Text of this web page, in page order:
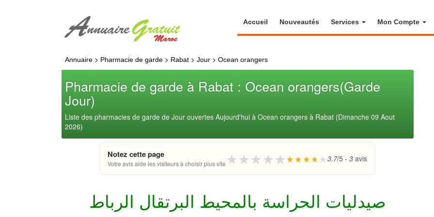
Accueil Nouveautés Services Mon Compte
Annuaire > Pharmacie de garde > Rabat > Jour > Ocean orangers
Pharmacie de garde à Rabat : Ocean orangers(Garde
Jour)
Liste des pharmacies de garde de Jour ouvertes Aujourd'hui à Ocean orangers à Rabat (Dimanche 09 Aout
2026)
Notez cette page
Votre avis aide les visiteurs à choisir plus vite ★
★
★
★
★ 3.7/5 -3 avis
صيدليات الحراسة بالمحيط البرتقال الرباط